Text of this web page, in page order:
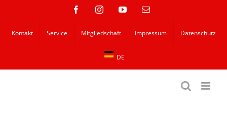
springen
FacebookInstagramYouTubeE-
Kontakt Service Mitgliedschaft Impressum Datenschutz
DE